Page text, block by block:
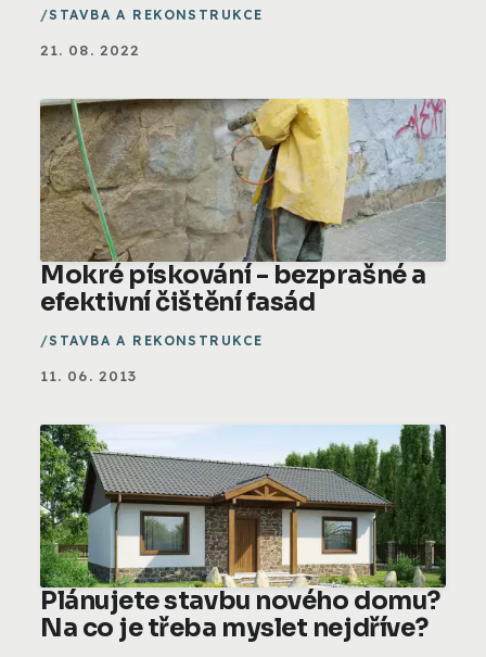
STAVBA A REKONSTRUKCE
21. 08. 2022
Mokré pískování - bezprašné a
efektivní čištění fasád
STAVBA A REKONSTRUKCE
11. 06. 2013
Plánujete stavbu nového domu?
Na co je třeba myslet nejdříve?